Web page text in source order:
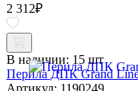
2 312₽
В наличии: 15 шт
Перила ДПК Grand